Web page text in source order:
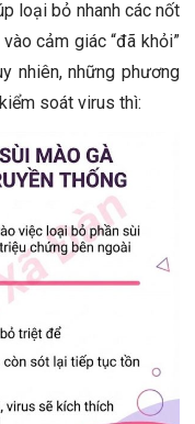
loại bỏ nhanh các nốt
cảm giác “đã khỏi”
nhiên, những phương
soát virus thì: